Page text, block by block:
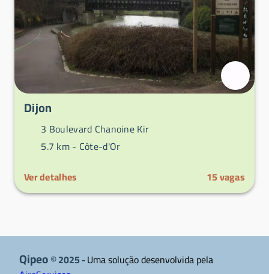
Dijon
3 Boulevard Chanoine Kir
5.7 km - Côte-d'Or
Ver detalhes
15vagas
Qipeo© 2025 -Uma solução desenvolvida pela